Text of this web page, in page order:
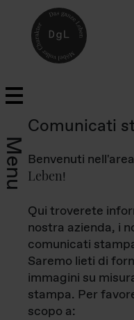
Menu
Comunicati
Benvenuti
Leben!
Qui troverete
nostra azienda, i
comunicati
Saremo lieti di
immagini su
stampa. Per
scopo a: